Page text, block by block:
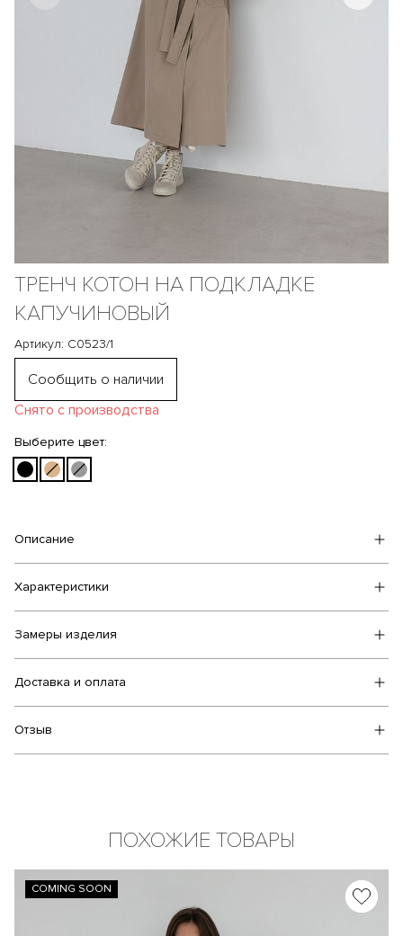
ТРЕНЧ КОТОН НА ПОДКЛАДКЕ
КАПУЧИНОВЫЙ
Артикул: С0523/1
Сообщить о наличии
Снято с производства
Выберите цвет:
Описание
Характеристики
Замеры изделия
Доставка и оплата
Отзыв
ПОХОЖИЕ ТОВАРЫ
COMING SOON